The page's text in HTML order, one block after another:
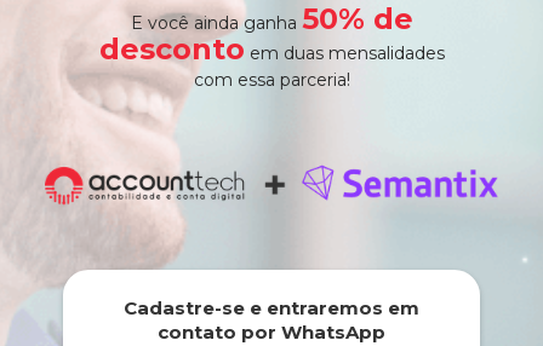
E você ainda ganha 50% de
desconto em duas mensalidades
com essa parceria!
Cadastre-se e entraremos em
contato por WhatsApp